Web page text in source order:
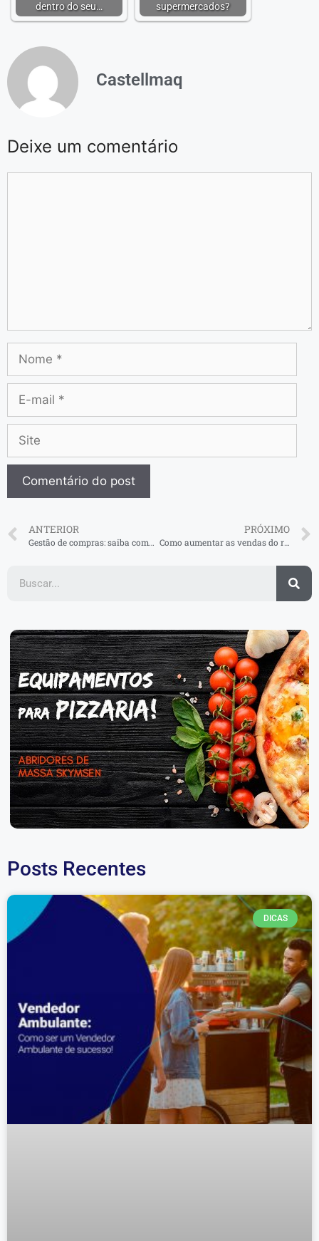
dentro do seu…
supermercados?
Castellmaq
Deixe um comentário
ANTERIOR
Gestão de compras: saiba como fazer de forma eficiente
PRÓXIMO
Como aumentar as vendas do restaurante? Nós te contamos aqui!
Posts Recentes
DICAS